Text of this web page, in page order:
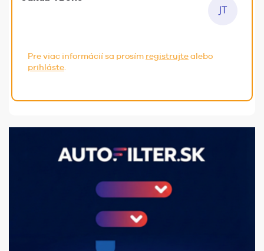
Pre viac informácií sa prosím registrujtealebo
prihláste